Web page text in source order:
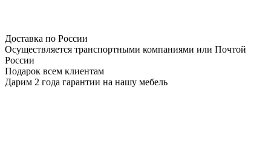
Доставка по России
Осуществляется транспортными компаниями или Почтой
России
Подарок всем клиентам
Дарим 2 года гарантии на нашу мебель